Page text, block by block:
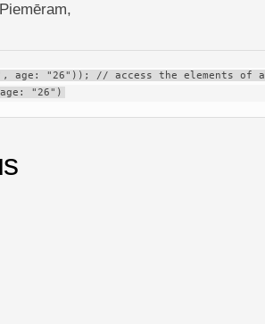
age: "26")); // access the elements of a
"26")